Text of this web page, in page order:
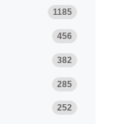
1185
456
382
285
252